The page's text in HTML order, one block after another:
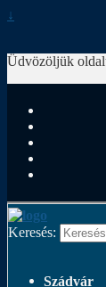
↓
Üdvözöljük
Keresés:
Szádvár